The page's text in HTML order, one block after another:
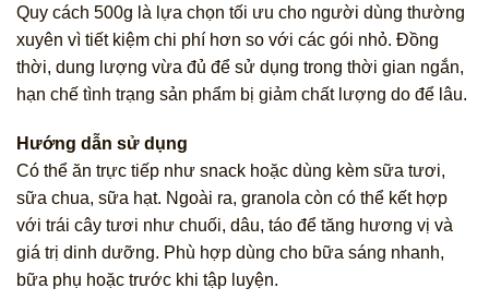
Quy cách 500g là lựa chọn tối ưu cho người dùng thường
xuyên vì tiết kiệm chi phí hơn so với các gói nhỏ. Đồng
thời, dung lượng vừa đủ để sử dụng trong thời gian ngắn,
hạn chế tình trạng sản phẩm bị giảm chất lượng do để lâu.
Hướng dẫn sử dụng
Có thể ăn trực tiếp như snack hoặc dùng kèm sữa tươi,
sữa chua, sữa hạt. Ngoài ra, granola còn có thể kết hợp
với trái cây tươi như chuối, dâu, táo để tăng hương vị và
giá trị dinh dưỡng. Phù hợp dùng cho bữa sáng nhanh,
bữa phụ hoặc trước khi tập luyện.